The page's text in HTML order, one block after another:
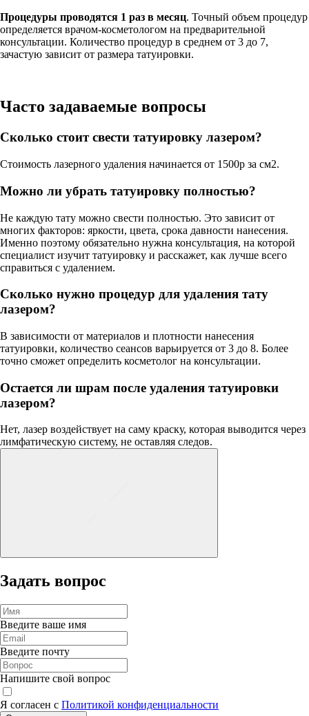
Процедуры проводятся 1 раз в месяц. Точный объем процедур
определяется врачом-косметологом на предварительной
консультации. Количество процедур в среднем от 3 до 7,
зачастую зависит от размера татуировки.
Часто задаваемые вопросы
Сколько стоит свести татуировку лазером?
Стоимость лазерного удаления начинается от 1500р за см2.
Можно ли убрать татуировку полностью?
Не каждую тату можно свести полностью. Это зависит от
многих факторов: яркости, цвета, срока давности нанесения.
Именно поэтому обязательно нужна консультация, на которой
специалист изучит татуировку и расскажет, как лучше всего
справиться с удалением.
Сколько нужно процедур для удаления тату
лазером?
В зависимости от материалов и плотности нанесения
татуировки, количество сеансов варьируется от 3 до 8. Более
точно сможет определить косметолог на консультации.
Остается ли шрам после удаления татуировки
лазером?
Нет, лазер воздействует на саму краску, которая выводится через
лимфатическую систему, не оставляя следов.
Задать вопрос
Введите ваше имя
Введите почту
Напишите свой вопрос
Я согласен с Политикой конфиденциальности